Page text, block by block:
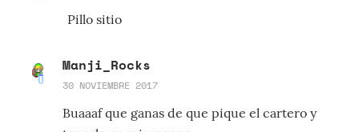
Pillo sitio
Manji_Rocks
30 NOVIEMBRE 2017
Buaaaf que ganas de que pique el cartero y